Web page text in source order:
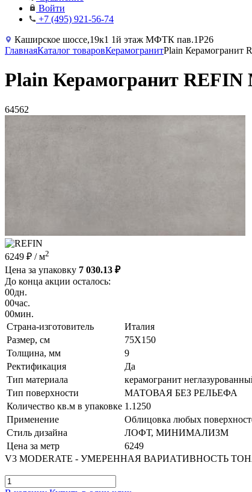
Войти
+7 (495) 921-56-74
Каширское шоссе,19к1 1й этаж МФТК пав.1Р26
ГлавнаяКаталог товаровКерамогранитPlain
Plain Керамогранит
64562
6249 ₽ / м2
Цена за упаковку 7 030.13 ₽
До конца акции осталось:
00дн.
00час.
00мин.
Страна-изготовитель
Италия
Размер, см
75X150
Толщина, мм
9
Ректификация
Да
Тип материала
керамогранит
Тип поверхности
МАТОВАЯ БЕЗ РЕЛЬЕФА
Количество кв.м в упаковке 1.1250
Применение
Облицовка любых
Стиль дизайна
ЛОФТ, МИНИМАЛИЗМ
Цена за метр
6249
V3 MODERATE - УМЕРЕННАЯ ВАРИАТИВНОСТЬ